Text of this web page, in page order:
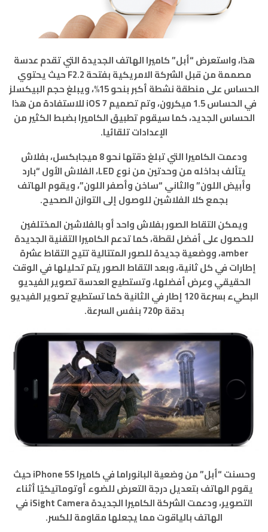
هذا، واستعرض “أبل” كاميرا الهاتف الجديدة التي تقدم عدسة
مصممة من قبل الشركة الامريكية بفتحة F2.2 حيث يحتوي
الحساس على منطقة نشطة أكبر بنحو 15%، ويبلغ حجم البيكسلز
في الحساس 1.5 ميكرون، وتم تصميم iOS 7 للاستفادة من هذا
الحساس الجديد، كما سيقوم تطبيق الكاميرا بضبط الكثير من
الإعدادات تلقائيا.
ودعمت الكاميرا التي تبلغ دقتها نحو 8 ميجابكسل، بفلاش
يتألف بداخله من وحدتين من نوع LED، الفلاش الأول “بارد
وأبيض اللون” والثاني “ساخن وأصفر اللون”، ويقوم الهاتف
بجمع كلا الفلاشين للوصول إلى التوازن الصحيح.
ويمكن التقاط الصور بفلاش واحد أو بالفلاشين المختلفين
للحصول على أفضل لقطة، كما تدعم الكاميرا التقنية الجديدة
amber، ووضعية جديدة للصور المتتالية تتيح التقاط عشرة
إطارات في كل ثانية، وبعد التقاط الصور يتم تحليلها في الوقت
الحقيقي وعرض أفضلها، وتستطيع العدسة تصوير الفيديو
البطيء بسرعة 120 إطار في الثانية كما تستطيع تصوير الفيديو
بدقة 720p بنفس السرعة.
وحسنت “أبل” من وضعية البانوراما في كاميرا iPhone 5S حيث
يقوم الهاتف بتعديل درجة التعرض للضوء أوتوماتيكيًا أثناء
التصوير، ودعمت الشركة الكاميرا الجديدة iSight Camera في
الهاتف بالياقوت مما يجعلها مقاومة للكسر.